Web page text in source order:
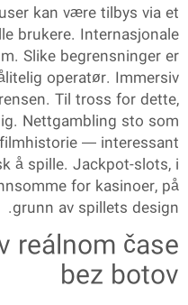
kan være tilbys via et
brukere. Internasjonale
Slike begrensninger er
operatør. Immersiv
Til tross for dette,
Nettgambling sto som
— interessant
å spille. Jackpot-slots, i
for kasinoer, på
grunn av spillets design.
reálnom čase
bez botov